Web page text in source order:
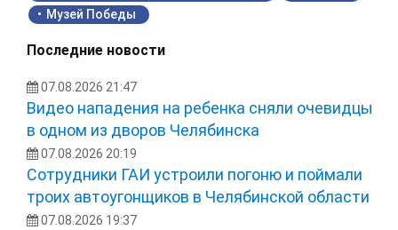
Музей Победы
Последние новости
07.08.2026 21:47
Видео нападения на ребенка сняли очевидцы
в одном из дворов Челябинска
07.08.2026 20:19
Сотрудники ГАИ устроили погоню и поймали
троих автоугонщиков в Челябинской области
07.08.2026 19:37